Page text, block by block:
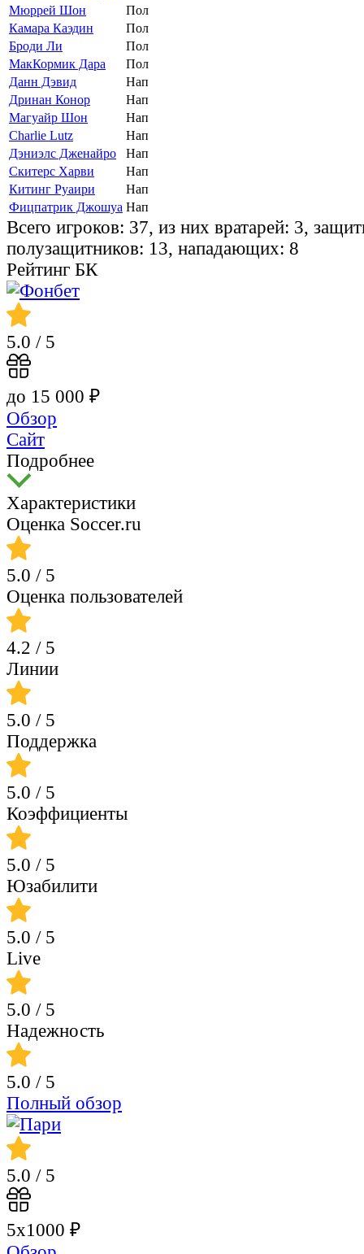
Мюррей Шон
Пол
Камара Каэдин
Пол
Броди Ли
Пол
МакКормик Дара
Пол
Данн Дэвид
Нап
Дринан Конор
Нап
Магуайр Шон
Нап
Charlie Lutz
Нап
Дэниэлс Дженайро
Нап
Скитерс Харви
Нап
Китинг Руаири
Нап
Фицпатрик Джошуа Нап
Всего игроков: 37, из них вратарей: 3,
полузащитников: 13, нападающих: 8
Рейтинг БК
5.0 / 5
до 15 000 ₽
Обзор
Сайт
Подробнее
Характеристики
Оценка Soccer.ru
5.0 / 5
Оценка пользователей
4.2 / 5
Линии
5.0 / 5
Поддержка
5.0 / 5
Коэффициенты
5.0 / 5
Юзабилити
5.0 / 5
Live
5.0 / 5
Надежность
5.0 / 5
Полный обзор
5.0 / 5
5х1000 ₽